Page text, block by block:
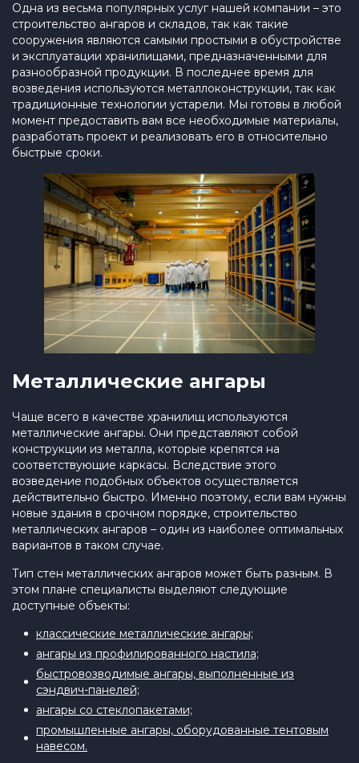
Одна из весьма популярных услуг нашей компании – это
строительство ангаров и складов, так как такие
сооружения являются самыми простыми в обустройстве
и эксплуатации хранилищами, предназначенными для
разнообразной продукции. В последнее время для
возведения используются металлоконструкции, так как
традиционные технологии устарели. Мы готовы в любой
момент предоставить вам все необходимые материалы,
разработать проект и реализовать его в относительно
быстрые сроки.
Металлические ангары
Чаще всего в качестве хранилищ используются
металлические ангары. Они представляют собой
конструкции из металла, которые крепятся на
соответствующие каркасы. Вследствие этого
возведение подобных объектов осуществляется
действительно быстро. Именно поэтому, если вам нужны
новые здания в срочном порядке, строительство
металлических ангаров – один из наиболее оптимальных
вариантов в таком случае.
Тип стен металлических ангаров может быть разным. В
этом плане специалисты выделяют следующие
доступные объекты:
классические металлические ангары;
ангары из профилированного настила;
быстровозводимые ангары, выполненные из
сэндвич-панелей;
ангары со стеклопакетами;
промышленные ангары, оборудованные тентовым
навесом.